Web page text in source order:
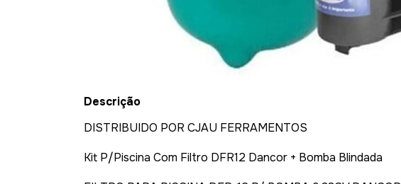
Descrição
DISTRIBUIDO POR CJAU FERRAMENTOS
Kit P/Piscina Com Filtro DFR12 Dancor + Bomba Blindada